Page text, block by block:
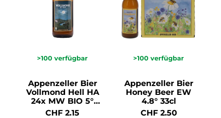
>100 verfügbar
Appenzeller Bier
Vollmond Hell HA
24x MW BIO 5°
33cl
CHF 2.15
>100 verfügbar
Appenzeller Bier
Honey Beer EW
4.8° 33cl
CHF 2.50